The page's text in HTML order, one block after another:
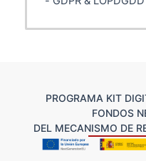
PROGRAMA KIT
FONDOS
DEL MECANISMO DE